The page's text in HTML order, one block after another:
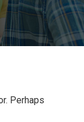
Perhaps